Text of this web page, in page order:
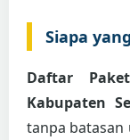
Siapa
Daftar
Kabupaten
tanpa batasan